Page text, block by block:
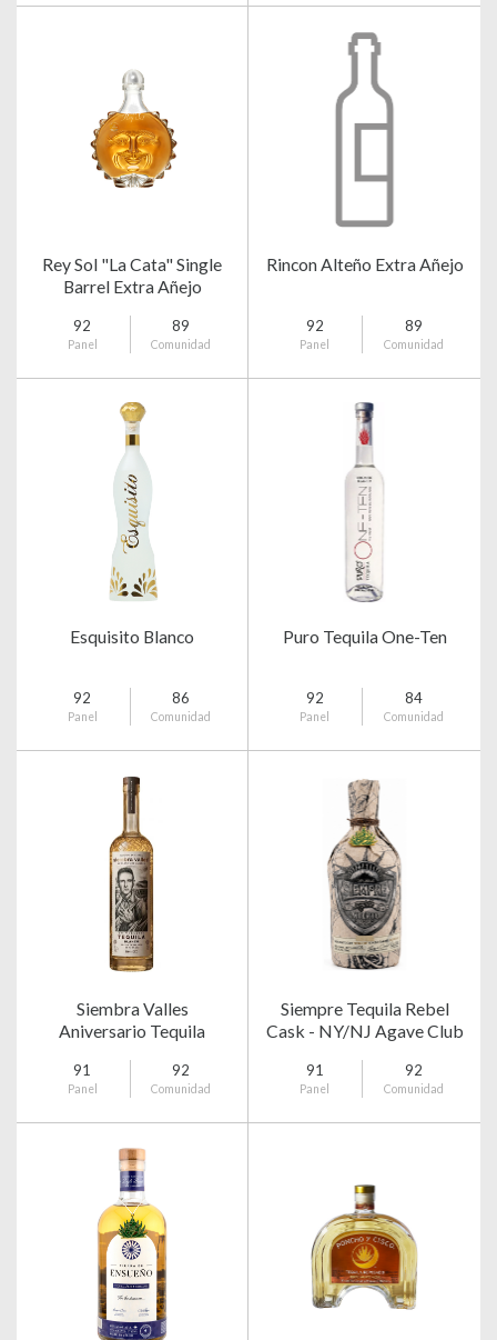
Rey Sol "La Cata" Single
Barrel Extra Añejo
92
Panel
89
Comunidad
Rincon Alteño Extra Añejo
92
Panel
89
Comunidad
Esquisito Blanco
92
Panel
86
Comunidad
Puro Tequila One-Ten
92
Panel
84
Comunidad
Siembra Valles
Aniversario Tequila
91
Panel
92
Comunidad
Siempre Tequila Rebel
Cask - NY/NJ Agave Club
91
Panel
92
Comunidad